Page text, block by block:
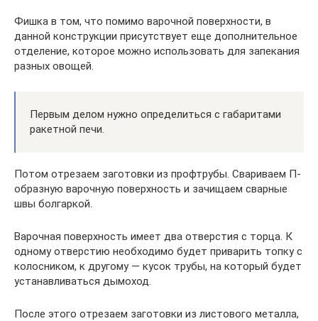
Фишка в том, что помимо варочной поверхности, в
данной конструкции присутствует еще дополнительное
отделение, которое можно использовать для запекания
разных овощей.
Первым делом нужно определиться с габаритами
ракетной печи.
Потом отрезаем заготовки из профтрубы. Свариваем П-
образную варочную поверхность и зачищаем сварные
швы болгаркой.
Варочная поверхность имеет два отверстия с торца. К
одному отверстию необходимо будет приварить топку с
колосником, к другому — кусок трубы, на который будет
устанавливаться дымоход.
После этого отрезаем заготовки из листового металла,